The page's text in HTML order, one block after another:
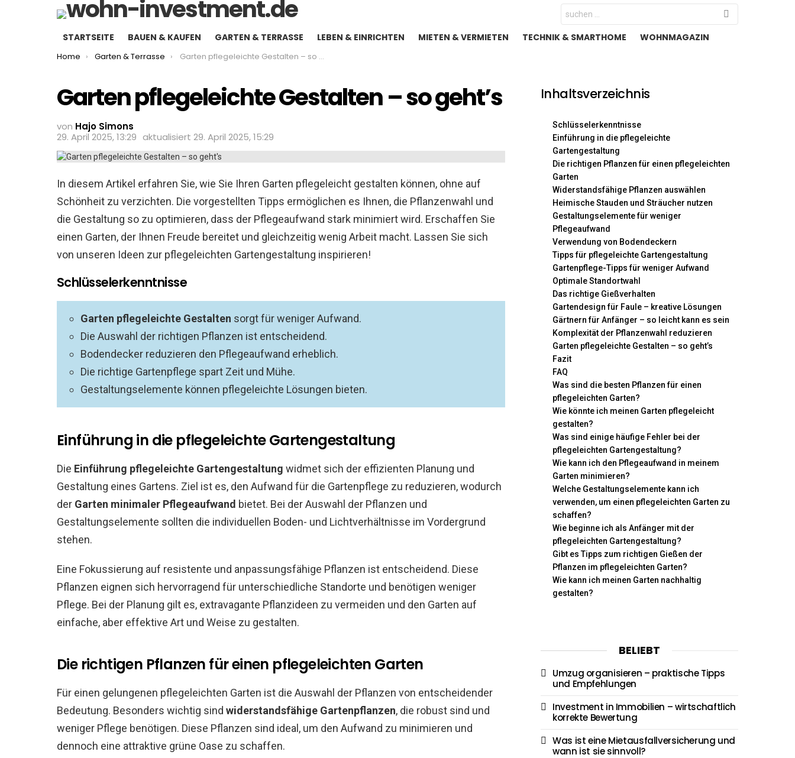
Search
for:
STARTSEITE BAUEN & KAUFEN GARTEN & TERRASSE LEBEN & EINRICHTEN MIETEN & VERMIETEN TECHNIK & SMARTHOME WOHNMAGAZIN
You are here:
Home Garten & Terrasse Garten pflegeleichte Gestalten – so geht’s
Garten pflegeleichte Gestalten – so geht’s
von Hajo Simons
29. April 2025, 13:29 aktualisiert 29. April 2025, 15:29
In diesem Artikel erfahren Sie, wie Sie Ihren Garten pflegeleicht gestalten können, ohne auf
Schönheit zu verzichten. Die vorgestellten Tipps ermöglichen es Ihnen, die Pflanzenwahl und
die Gestaltung so zu optimieren, dass der Pflegeaufwand stark minimiert wird. Erschaffen Sie
einen Garten, der Ihnen Freude bereitet und gleichzeitig wenig Arbeit macht. Lassen Sie sich
von unseren Ideen zur pflegeleichten Gartengestaltung inspirieren!
Schlüsselerkenntnisse
Garten pflegeleichte Gestalten sorgt für weniger Aufwand.
Die Auswahl der richtigen Pflanzen ist entscheidend.
Bodendecker reduzieren den Pflegeaufwand erheblich.
Die richtige Gartenpflege spart Zeit und Mühe.
Gestaltungselemente können pflegeleichte Lösungen bieten.
Einführung in die pflegeleichte Gartengestaltung
Die Einführung pflegeleichte Gartengestaltung widmet sich der effizienten Planung und
Gestaltung eines Gartens. Ziel ist es, den Aufwand für die Gartenpflege zu reduzieren, wodurch
der Garten minimaler Pflegeaufwand bietet. Bei der Auswahl der Pflanzen und
Gestaltungselemente sollten die individuellen Boden- und Lichtverhältnisse im Vordergrund
stehen.
Eine Fokussierung auf resistente und anpassungsfähige Pflanzen ist entscheidend. Diese
Pflanzen eignen sich hervorragend für unterschiedliche Standorte und benötigen weniger
Pflege. Bei der Planung gilt es, extravagante Pflanzideen zu vermeiden und den Garten auf
einfache, aber effektive Art und Weise zu gestalten.
Die richtigen Pflanzen für einen pflegeleichten Garten
Für einen gelungenen pflegeleichten Garten ist die Auswahl der Pflanzen von entscheidender
Bedeutung. Besonders wichtig sind widerstandsfähige Gartenpflanzen, die robust sind und
weniger Pflege benötigen. Diese Pflanzen sind ideal, um den Aufwand zu minimieren und
dennoch eine attraktive grüne Oase zu schaffen.
Inhaltsverzeichnis
Schlüsselerkenntnisse
Einführung in die pflegeleichte
Gartengestaltung
Die richtigen Pflanzen für einen pflegeleichten
Garten
Widerstandsfähige Pflanzen auswählen
Heimische Stauden und Sträucher nutzen
Gestaltungselemente für weniger
Pflegeaufwand
Verwendung von Bodendeckern
Tipps für pflegeleichte Gartengestaltung
Gartenpflege-Tipps für weniger Aufwand
Optimale Standortwahl
Das richtige Gießverhalten
Gartendesign für Faule – kreative Lösungen
Gärtnern für Anfänger – so leicht kann es sein
Komplexität der Pflanzenwahl reduzieren
Garten pflegeleichte Gestalten – so geht’s
Fazit
FAQ
Was sind die besten Pflanzen für einen
pflegeleichten Garten?
Wie könnte ich meinen Garten pflegeleicht
gestalten?
Was sind einige häufige Fehler bei der
pflegeleichten Gartengestaltung?
Wie kann ich den Pflegeaufwand in meinem
Garten minimieren?
Welche Gestaltungselemente kann ich
verwenden, um einen pflegeleichten Garten zu
schaffen?
Wie beginne ich als Anfänger mit der
pflegeleichten Gartengestaltung?
Gibt es Tipps zum richtigen Gießen der
Pflanzen im pflegeleichten Garten?
Wie kann ich meinen Garten nachhaltig
gestalten?
BELIEBT
Umzug organisieren – praktische Tipps
und Empfehlungen
Investment in Immobilien – wirtschaftlich
korrekte Bewertung
Was ist eine Mietausfallversicherung und
wann ist sie sinnvoll?